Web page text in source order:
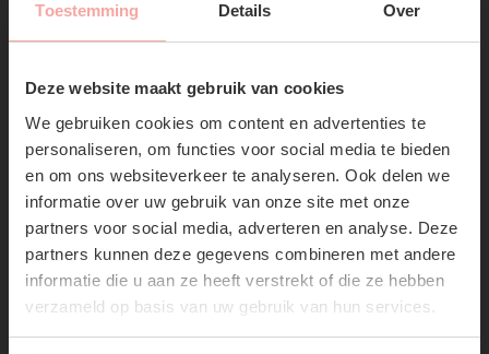
Toestemming Details Over
Deze website maakt gebruik van cookies
We gebruiken cookies om content en advertenties te
personaliseren, om functies voor social media te bieden
en om ons websiteverkeer te analyseren. Ook delen we
informatie over uw gebruik van onze site met onze
partners voor social media, adverteren en analyse. Deze
partners kunnen deze gegevens combineren met andere
informatie die u aan ze heeft verstrekt of die ze hebben
verzameld op basis van uw gebruik van hun services.
SUBSCRIBE NOW & GET
10% OFF YOUR FIRST
ORDER!
Don't miss out on our trendy new drops or exclusive
Vandaag verzonden? Je hebt nog 53
Verzenden & Retourneren
RECENTE ARTIKELEN